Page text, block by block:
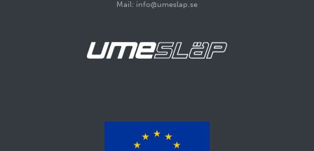
Mail: info@umeslap.se